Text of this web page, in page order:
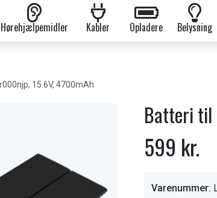
Hørehjælpemidler Kabler Opladere Belysning
15.6V, 4700mAh
Batteri til
599 kr.
Varenummer: